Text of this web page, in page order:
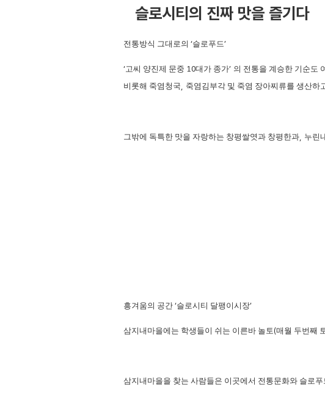
슬로시티의 진짜 맛을 즐기다
전통방식 그대로의 ‘슬로푸드’
‘고씨 양진제 문중 10대가 종가’ 의 전통을 계승한 기순도
비롯해 죽염청국
죽염김부각 및 죽염 장아찌류를 생산하
그밖에 독특한 맛을 자랑하는 창평쌀엿과 창평한과 누린
흥겨움의 공간 ‘슬로시티 달팽이시장’
삼지내마을에는 학생들이 쉬는 이른바 놀토 (매월 두번째
삼지내마을을 찾는 사람들은 이곳에서 전통문화와 슬로